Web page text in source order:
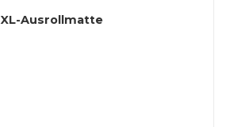
XL-Ausrollmatte